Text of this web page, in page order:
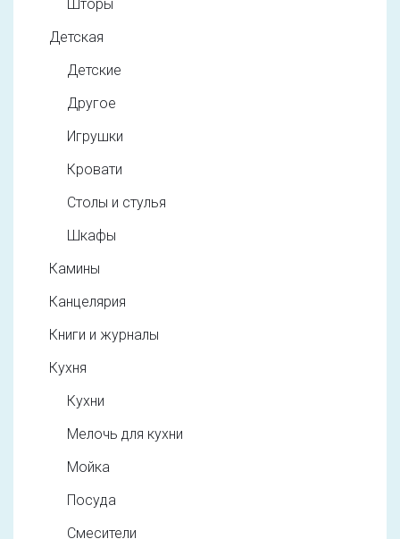
Шторы
Детская
Детские
Другое
Игрушки
Кровати
Столы и стулья
Шкафы
Камины
Канцелярия
Книги и журналы
Кухня
Кухни
Мелочь для кухни
Мойка
Посуда
Смесители